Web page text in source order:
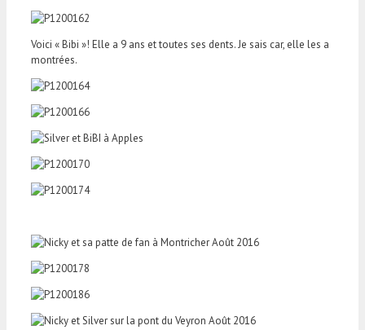
Voici « Bibi »! Elle a 9 ans et toutes ses dents. Je sais car, elle les a
montrées.